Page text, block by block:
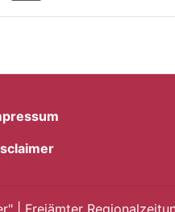
| Freiämter